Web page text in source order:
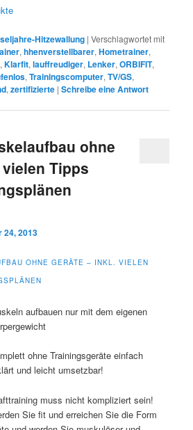
Hitzewallung |Verschlagwortet mit
,hhenverstellbarer,Hometrainer,
,Klarfit,lauffreudiger, Lenker,ORBIFIT,
,Trainingscomputer,TV/GS,
,zertifizierte |Schreibe eine Antwort
ohne
Tipps
24, 2013
OHNE GERÄTE – INKL. VIELEN
aufbauen nur mit dem eigenen
ohne Trainingsgeräte einfach
und leicht umsetzbar!
muss nicht kompliziert sein!
Sie fit und erreichen Sie die Form